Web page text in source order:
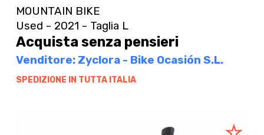
MOUNTAIN BIKE
Used - 2021 - Taglia L
Acquista senza pensieri
Venditore: Zyclora - Bike Ocasión S.L.
SPEDIZIONE IN TUTTA ITALIA